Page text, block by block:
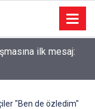
ilk mesaj:
"Ben de özledim"